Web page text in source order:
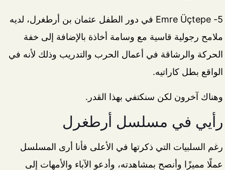
5- Emre Üçtepe في دور الطفل عثمان بن أرطغرل، لديه
ملامح رجولية قاسية مع وسامة أخاذة بالإضافة إلى خفة
الحركة والرشاقة في أعمال الحرب والتدريب وذلك لأنه في
الواقع بطل كاراتيه.
وهناك آخرون لكن سنكتفي بهذا القدر.
رأيي في مسلسل أرطغرل
رغم السلبيات التي ذكرتها في الأعلى فأنا أرى المسلسل
عملًا مميزًا وأنصح بمشاهدته، وأدعو الآباء والأمهات إلى